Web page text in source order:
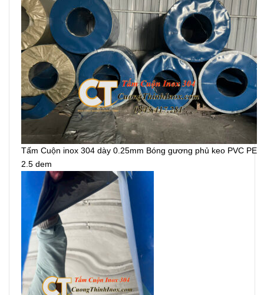
Tấm Cuộn inox 304 dày 0.25mm Bóng gương phủ keo PVC PE
2.5 dem